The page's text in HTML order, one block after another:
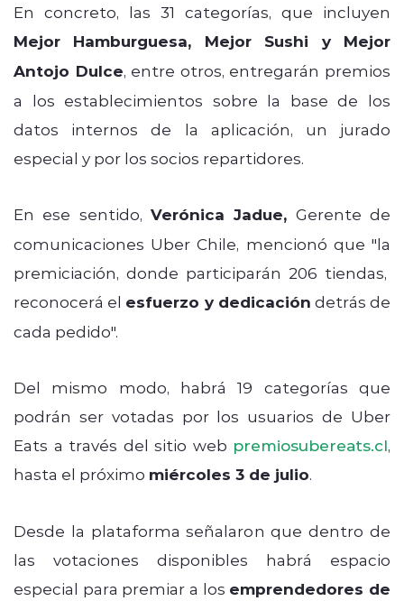
En concreto, las 31 categorías, que incluyen
Mejor Hamburguesa, Mejor Sushi y Mejor
Antojo Dulce, entre otros, entregarán premios
a los establecimientos sobre la base de los
datos internos de la aplicación, un jurado
especial y por los socios repartidores.
En ese sentido, Verónica Jadue, Gerente de
comunicaciones Uber Chile, mencionó que "la
premiciación, donde participarán 206 tiendas,
reconocerá el esfuerzo y dedicación detrás de
cada pedido".
Del mismo modo, habrá 19 categorías que
podrán ser votadas por los usuarios de Uber
Eats a través del sitio web premiosubereats.cl,
hasta el próximo miércoles 3 de julio.
Desde la plataforma señalaron que dentro de
las votaciones disponibles habrá espacio
especial para premiar a los emprendedores de